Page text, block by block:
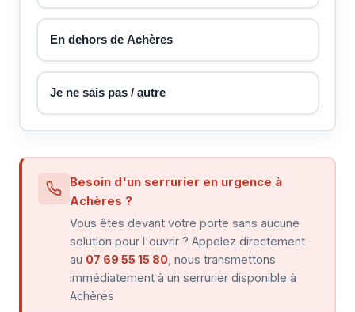
En dehors de Achères
Je ne sais pas / autre
Besoin d'un serrurier en urgence à
Achères ?
Vous êtes devant votre porte sans aucune
solution pour l'ouvrir ? Appelez directement
au 07 69 55 15 80 , nous transmettons
immédiatement à un serrurier disponible à
Achères